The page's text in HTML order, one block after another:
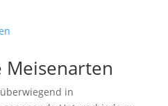
Meisenarten
in